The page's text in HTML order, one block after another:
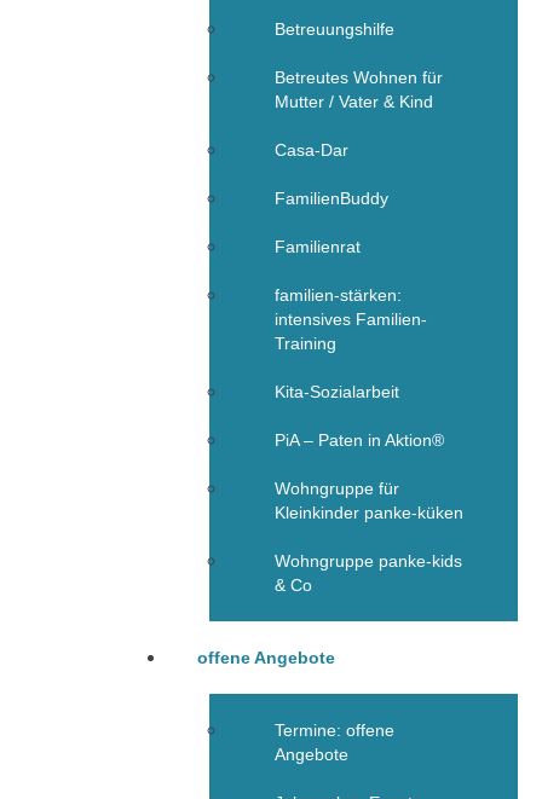
Betreuungshilfe
Betreutes Wohnen für
Mutter / Vater & Kind
Casa-Dar
FamilienBuddy
Familienrat
familien-stärken:
intensives Familien-
Training
Kita-Sozialarbeit
PiA – Paten in Aktion®
Wohngruppe für
Kleinkinder panke-küken
Wohngruppe panke-kids
& Co
offene Angebote
Termine: offene
Angebote